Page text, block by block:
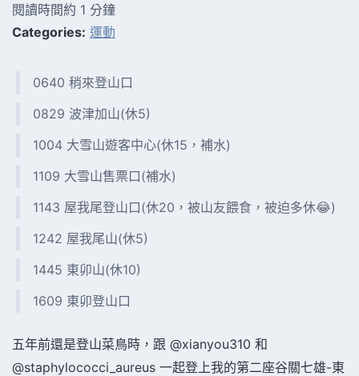
閱讀時間約 1 分鐘
Categories: 運動
0640 稍來登山口
0829 波津加山(休5)
1004 大雪山遊客中心(休15，補水)
1109 大雪山售票口(補水)
1143 屋我尾登山口(休20，被山友餵食，被迫多休😂)
1242 屋我尾山(休5)
1445 東卯山(休10)
1609 東卯登山口
五年前還是登山菜鳥時，跟 @xianyou310 和
@staphylococci_aureus 一起登上我的第二座谷關七雄-東